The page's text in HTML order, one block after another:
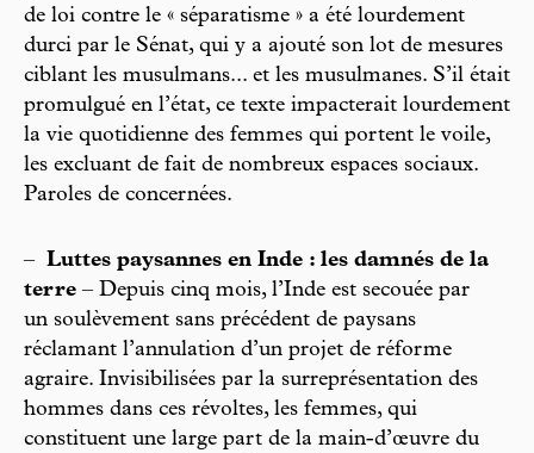
de loi contre le « séparatisme » a été lourdement
durci par le Sénat, qui y a ajouté son lot de mesures
ciblant les musulmans... et les musulmanes. S’il était
promulgué en l’état, ce texte impacterait lourdement
la vie quotidienne des femmes qui portent le voile,
les excluant de fait de nombreux espaces sociaux.
Paroles de concernées.
– Luttes paysannes en Inde : les damnés de la
terre – Depuis cinq mois, l’Inde est secouée par
un soulèvement sans précédent de paysans
réclamant l’annulation d’un projet de réforme
agraire. Invisibilisées par la surreprésentation des
hommes dans ces révoltes, les femmes, qui
constituent une large part de la main-d’œuvre du